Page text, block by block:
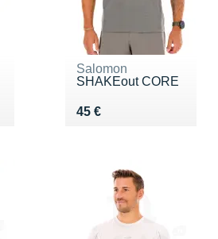
Salomon
SHAKEout CORE
45 €
Vendu 45 €